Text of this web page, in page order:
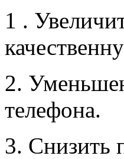
1 .
2.
телефона.
3. Снизить